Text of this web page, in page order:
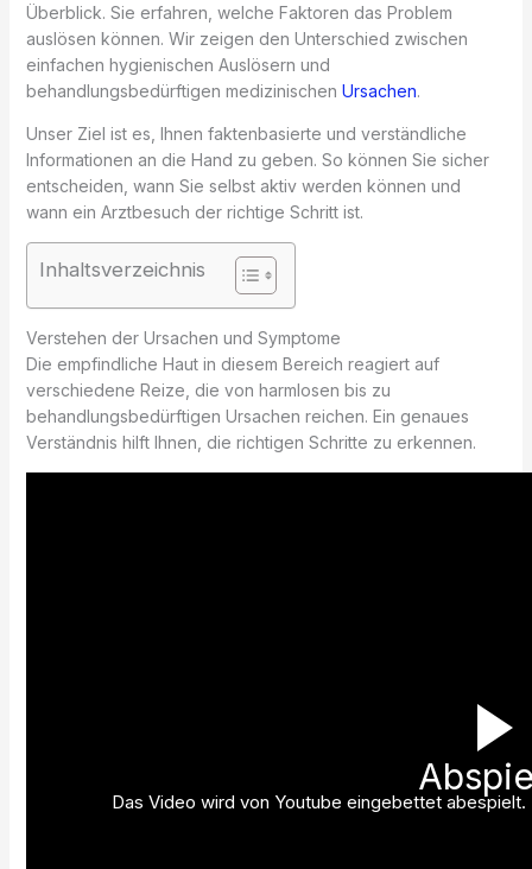
Überblick. Sie erfahren, welche Faktoren das Problem
auslösen können. Wir zeigen den Unterschied zwischen
einfachen hygienischen Auslösern und
behandlungsbedürftigen medizinischen Ursachen.
Unser Ziel ist es, Ihnen faktenbasierte und verständliche
Informationen an die Hand zu geben. So können Sie sicher
entscheiden, wann Sie selbst aktiv werden können und
wann ein Arztbesuch der richtige Schritt ist.
Inhaltsverzeichnis
Verstehen der Ursachen und Symptome
Die empfindliche Haut in diesem Bereich reagiert auf
verschiedene Reize, die von harmlosen bis zu
behandlungsbedürftigen Ursachen reichen. Ein genaues
Verständnis hilft Ihnen, die richtigen Schritte zu erkennen.
Das Video wird von Youtube eingebettet